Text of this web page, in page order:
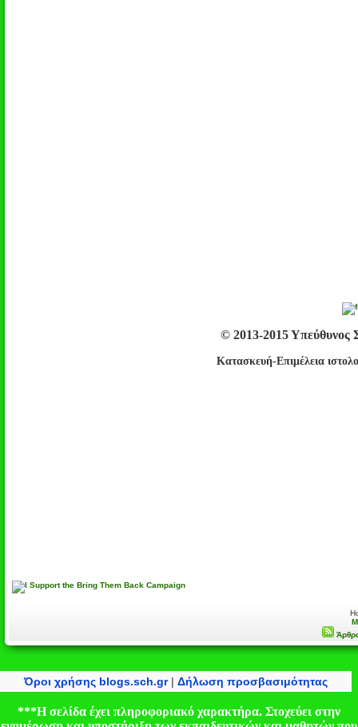
© 2013-2015 Υπεύθυνος
Κατασκευή-Επιμέλεια
Όροι χρήσης blogs.sch.gr|Δήλωση προσβασιμότητας
***Η σελίδα έχει πληροφοριακό χαρακτήρα. Στοχεύει στην